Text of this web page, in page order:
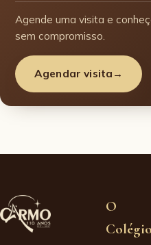
Agende uma visita e
sem compromisso.
Agendar visita →
O
Colégio